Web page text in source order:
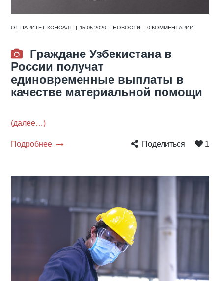
ОТПАРИТЕТ-КОНСАЛТ 15.05.2020 НОВОСТИ 0 КОММЕНТАРИИ
Граждане Узбекистана в
России получат
единовременные выплаты в
качестве материальной помощи
(далее…)
Подробнее Поделиться 1